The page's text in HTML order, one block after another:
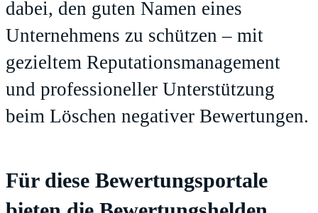
dabei, den guten Namen eines
Unternehmens zu schützen – mit
gezieltem Reputationsmanagement
und professioneller Unterstützung
beim Löschen negativer Bewertungen.
Für diese Bewertungsportale